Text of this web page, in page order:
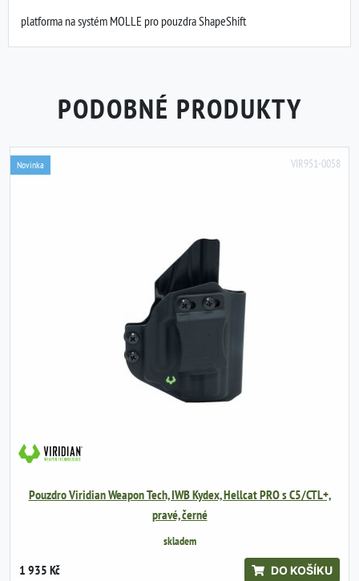
platforma na systém MOLLE pro pouzdra ShapeShift
PODOBNÉ PRODUKTY
VIR951-0058
Novinka
Pouzdro Viridian Weapon Tech, IWB Kydex, Hellcat PRO s C5/CTL+,
pravé, černé
skladem
1 935 Kč DO KOŠÍKU